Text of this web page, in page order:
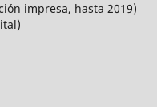
impresa, hasta 2019)